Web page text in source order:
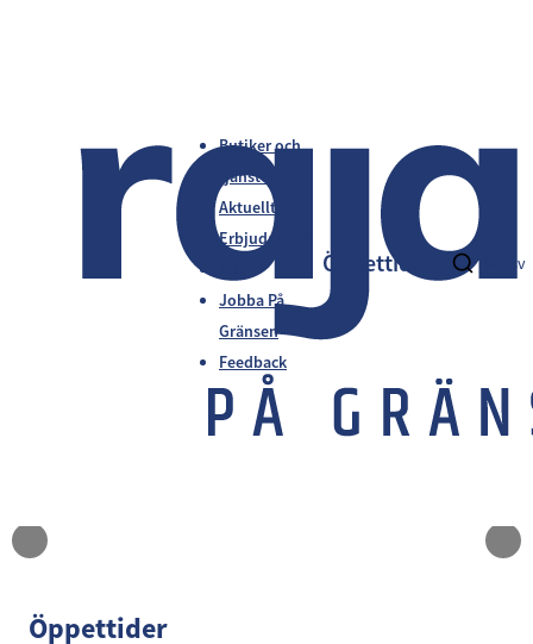
Butiker och
tjänster
Aktuellt
Erbjudanden
Jobba På
Gränsen
Feedback
sv
Öppettider
Öppettider